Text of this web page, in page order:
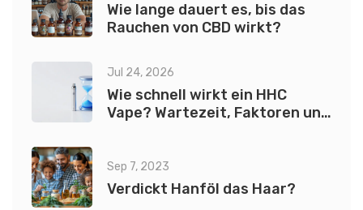
Wie lange dauert es, bis das
Rauchen von CBD wirkt?
Jul 24, 2026
Wie schnell wirkt ein HHC
Vape? Wartezeit, Faktoren und
Sep 7, 2023
Verdickt Hanföl das Haar?